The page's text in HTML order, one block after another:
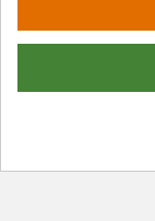
Πολιτική
Cookies